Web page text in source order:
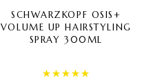
SCHWARZKOPF OSIS+
VOLUME UP HAIRSTYLING
SPRAY 300ML
Valutato